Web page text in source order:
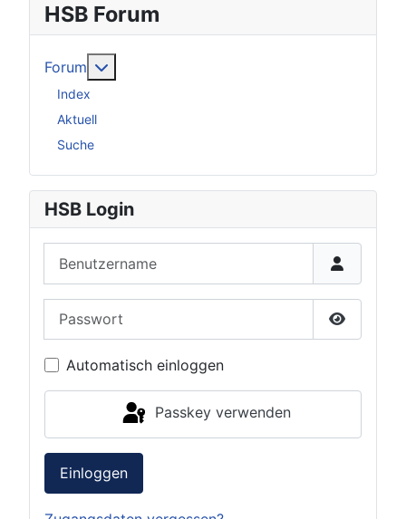
HSB Forum
Forum
Index
Aktuell
Suche
HSB Login
Passwort
Automatisch einloggen
Passkey verwenden
Einloggen